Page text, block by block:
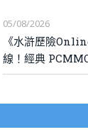
05/08/2026
《水滸歷險
線！經典